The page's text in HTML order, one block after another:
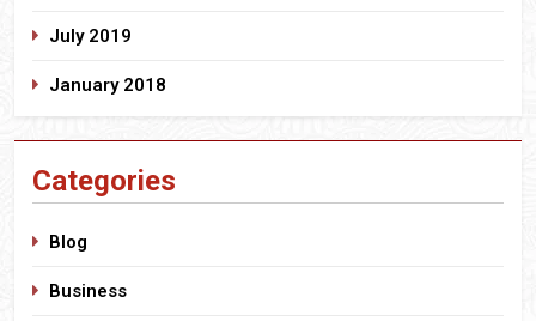
July 2019
January 2018
Categories
Blog
Business